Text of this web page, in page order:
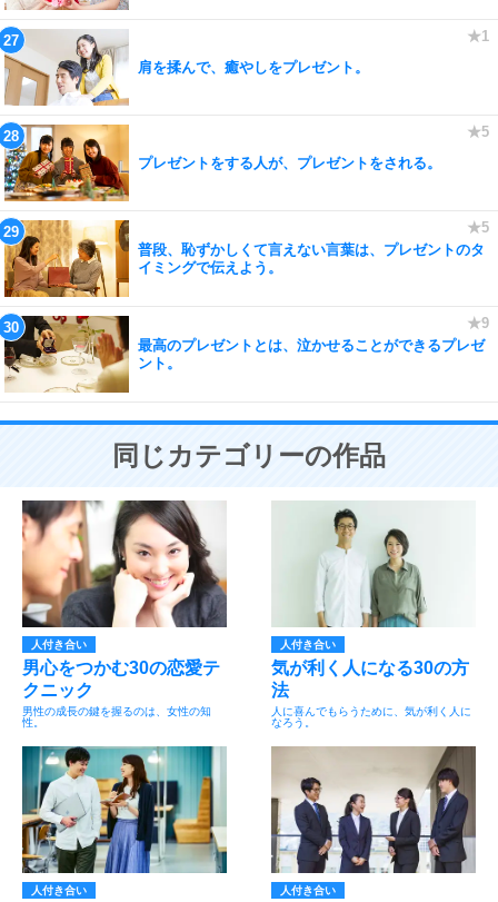
肩を揉んで、癒やしをプレゼント。
プレゼントをする人が、プレゼントをされる。
普段、恥ずかしくて言えない言葉は、プレゼントのタ
イミングで伝えよう。
最高のプレゼントとは、泣かせることができるプレゼ
ント。
同じカテゴリーの作品
人付き合い
男心をつかむ30の恋愛テ
クニック
男性の成長の鍵を握るのは、女性の知
性。
人付き合い
気が利く人になる30の方
法
人に喜んでもらうために、気が利く人に
なろう。
人付き合い 人付き合い